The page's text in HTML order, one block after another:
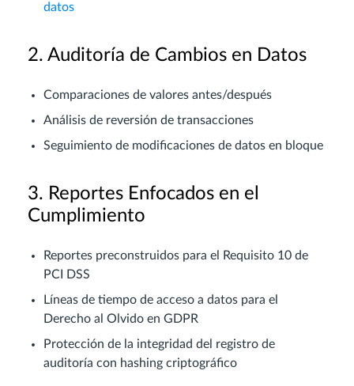
datos
2. Auditoría de Cambios en Datos
Comparaciones de valores antes/después
Análisis de reversión de transacciones
Seguimiento de modificaciones de datos en bloque
3. Reportes Enfocados en el
Cumplimiento
Reportes preconstruidos para el Requisito 10 de
PCI DSS
Líneas de tiempo de acceso a datos para el
Derecho al Olvido en GDPR
Protección de la integridad del registro de
auditoría con hashing criptográfico